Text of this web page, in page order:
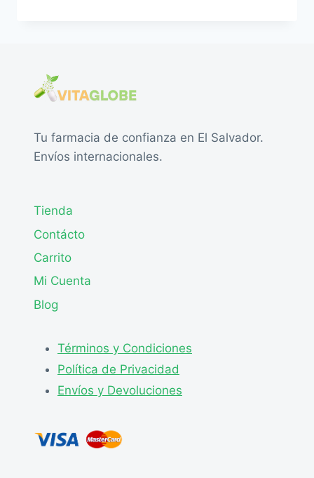
Tu farmacia de confianza en El Salvador.
Envíos internacionales.
Tienda
Contácto
Carrito
Mi Cuenta
Blog
Términos y Condiciones
Política de Privacidad
Envíos y Devoluciones